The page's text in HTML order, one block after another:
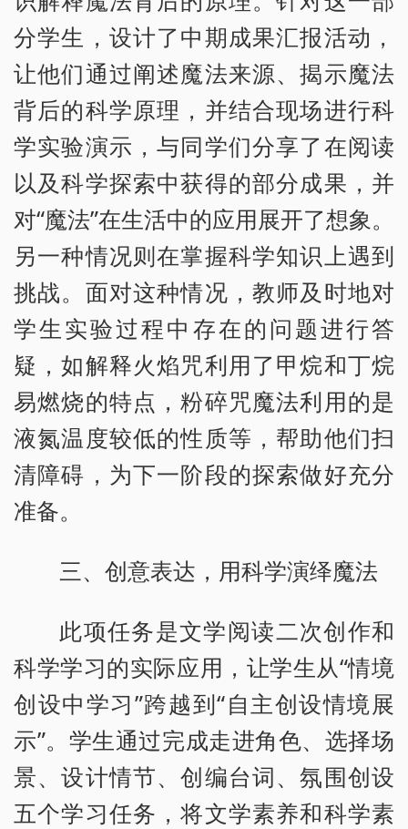
分学生，设计了中期成果汇报活动，
让他们通过阐述魔法来源、揭示魔法
背后的科学原理，并结合现场进行科
学实验演示，与同学们分享了在阅读
以及科学探索中获得的部分成果，并
对“魔法”在生活中的应用展开了想象。
另一种情况则在掌握科学知识上遇到
挑战。面对这种情况，教师及时地对
学生实验过程中存在的问题进行答
疑，如解释火焰咒利用了甲烷和丁烷
易燃烧的特点，粉碎咒魔法利用的是
液氮温度较低的性质等，帮助他们扫
清障碍，为下一阶段的探索做好充分
准备。
三、创意表达，用科学演绎魔法
此项任务是文学阅读二次创作和
科学学习的实际应用，让学生从“情境
创设中学习”跨越到“自主创设情境展
示”。学生通过完成走进角色、选择场
景、设计情节、创编台词、氛围创设
五个学习任务，将文学素养和科学素